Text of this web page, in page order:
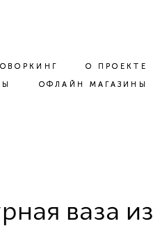
О ПРОЕКТЕ
ОФЛАЙН МАГАЗИНЫ
О ПРОЕКТЕ
ОФЛАЙН МАГАЗИНЫ
ваза из